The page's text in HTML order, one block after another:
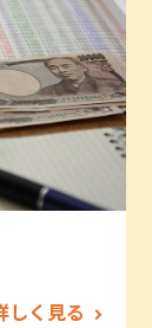
しく見る